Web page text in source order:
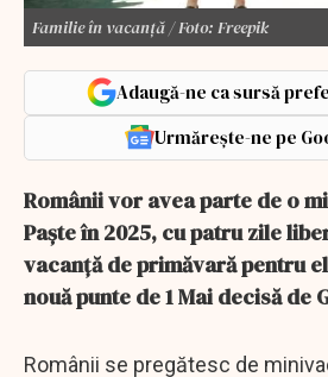
Familie în vacanță / Foto: Freepik
Adaugă-ne ca sursă
Urmărește-ne pe
Românii vor avea parte de o
Paște în 2025, cu patru zile
vacanță de primăvară pentru
nouă punte de 1 Mai decisă de
Românii se pregătesc de